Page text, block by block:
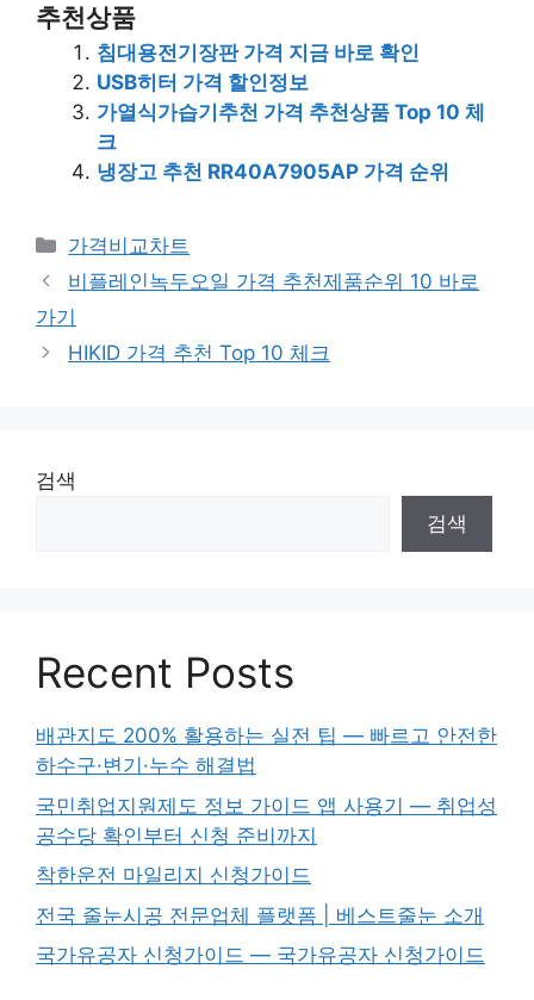
추천상품
침대용전기장판 가격 지금 바로 확인
USB히터 가격 할인정보
가열식가습기추천 가격 추천상품 Top 10 체
크
냉장고 추천 RR40A7905AP 가격 순위
카
테
리
가격비교차트
비플레인녹두오일 가격 추천제품순위 10 바로
가기
HIKID 가격 추천 Top 10 체크
검색
검색
Recent Posts
배관지도 200% 활용하는 실전 팁 — 빠르고 안전한
하수구·변기·누수 해결법
국민취업지원제도 정보 가이드 앱 사용기 — 취업성
공수당 확인부터 신청 준비까지
착한운전 마일리지 신청가이드
전국 줄눈시공 전문업체 플랫폼 | 베스트줄눈 소개
국가유공자 신청가이드 — 국가유공자 신청가이드